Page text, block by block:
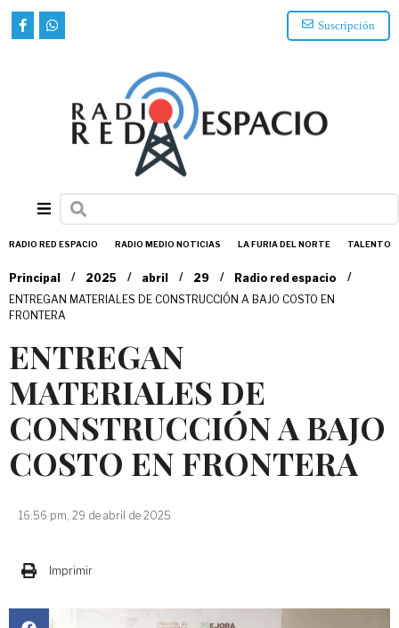
Suscripción
RADIO RED ESPACIO RADIO MEDIO NOTICIAS LA FURIA DEL NORTE TALENTO
Principal / 2025 / abril / 29 / Radio red espacio
/
ENTREGAN MATERIALES DE CONSTRUCCIÓN A BAJO COSTO EN
FRONTERA
ENTREGAN
MATERIALES DE
CONSTRUCCIÓN A BAJO
COSTO EN FRONTERA
16:56 pm, 29 de abril de 2025
Imprimir